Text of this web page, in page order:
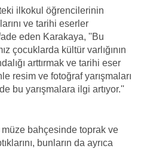
ilkokul öğrencilerinin
ve tarihi eserler
eden Karakaya, ''Bu
çocuklarda kültür varlığının
arttırmak ve tarihi eser
resim ve fotoğraf yarışmaları
bu yarışmalara ilgi artıyor.''
müze bahçesinde toprak ve
bunların da ayrıca